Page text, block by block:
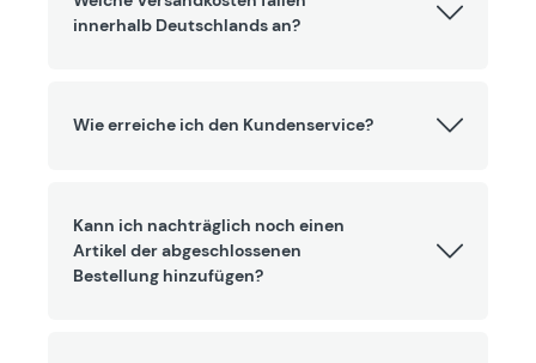
innerhalb Deutschlands an?
Wie erreiche ich den Kundenservice?
Kann ich nachträglich noch einen
Artikel der abgeschlossenen
Bestellung hinzufügen?